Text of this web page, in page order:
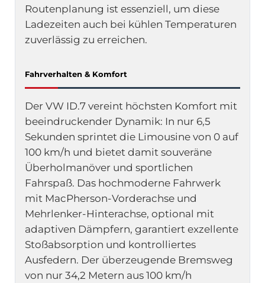
Routenplanung ist essenziell, um diese
Ladezeiten auch bei kühlen Temperaturen
zuverlässig zu erreichen.
Fahrverhalten & Komfort
Der VW ID.7 vereint höchsten Komfort mit
beeindruckender Dynamik: In nur 6,5
Sekunden sprintet die Limousine von 0 auf
100 km/h und bietet damit souveräne
Überholmanöver und sportlichen
Fahrspaß. Das hochmoderne Fahrwerk
mit MacPherson-Vorderachse und
Mehrlenker-Hinterachse, optional mit
adaptiven Dämpfern, garantiert exzellente
Stoßabsorption und kontrolliertes
Ausfedern. Der überzeugende Bremsweg
von nur 34,2 Metern aus 100 km/h